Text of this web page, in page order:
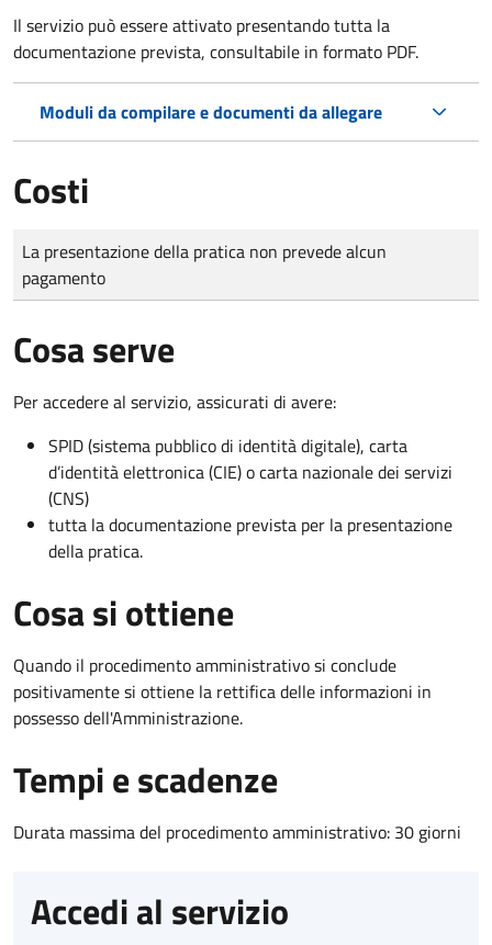
Il servizio può essere attivato presentando tutta la
documentazione prevista, consultabile in formato PDF.
Moduli da compilare e documenti da allegare
Costi
Tipo di pagamento
Importo
La presentazione della pratica non prevede alcun
pagamento
Cosa serve
Per accedere al servizio, assicurati di avere:
SPID (sistema pubblico di identità digitale), carta
d’identità elettronica (CIE) o carta nazionale dei servizi
(CNS)
tutta la documentazione prevista per la presentazione
della pratica.
Cosa si ottiene
Quando il procedimento amministrativo si conclude
positivamente si ottiene la rettifica delle informazioni in
possesso dell'Amministrazione.
Tempi e scadenze
Durata massima del procedimento amministrativo: 30 giorni
Accedi al servizio